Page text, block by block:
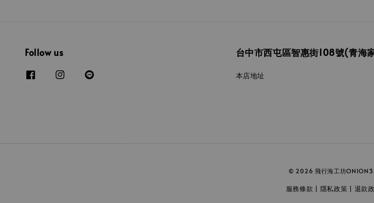
Follow us 台中市西屯區智惠街108號(青海
本店地址
© 2026 飛行海工坊
服務條款 隱私政策 退款